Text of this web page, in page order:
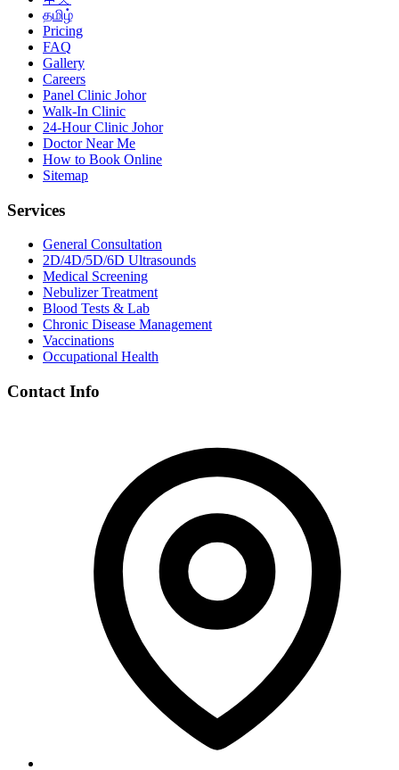
தமிழ்
Pricing
FAQ
Gallery
Careers
Panel Clinic Johor
Walk-In Clinic
24-Hour Clinic Johor
Doctor Near Me
How to Book Online
Sitemap
Services
General Consultation
2D/4D/5D/6D Ultrasounds
Medical Screening
Nebulizer Treatment
Blood Tests & Lab
Chronic Disease Management
Vaccinations
Occupational Health
Contact Info